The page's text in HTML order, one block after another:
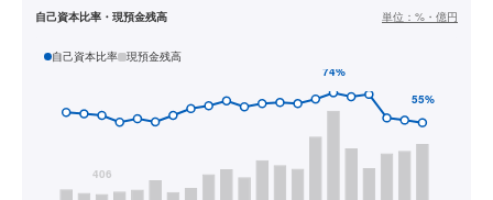
自己資本比率・現預金残高 単位： %・億円
自己資本比率 現預金残高